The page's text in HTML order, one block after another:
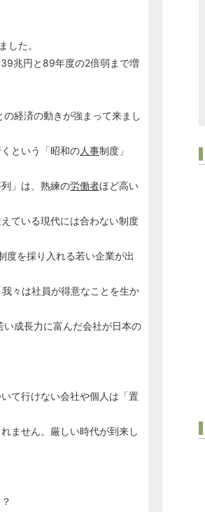
。
した。
兆円と89年度の2倍弱まで増
経済の動きが強まって来まし
という「昭和の人事制度」
」は、熟練の労働者ほど高い
ている現代には合わない制度
を採り入れる若い企業が出
々は社員が得意なことを生か
成長力に富んだ会社が日本の
て行けない会社や個人は「置
ません。厳しい時代が到来し